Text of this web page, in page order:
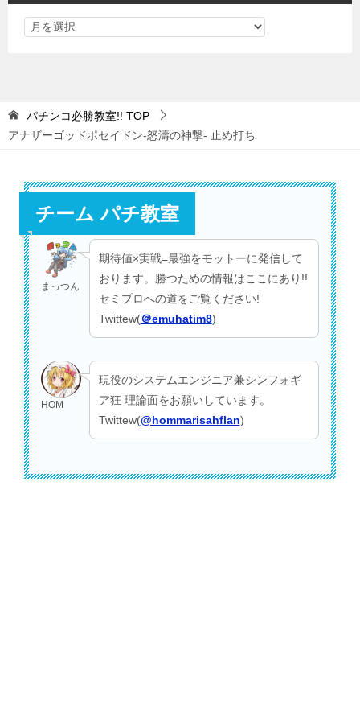
パチンコ必勝教室!! TOP
アナザーゴッドポセイドン-怒濤の神撃- 止め打ち
チーム パチ教室
まっつん
期待値×実戦=最強をモットーに発信して
おります。勝つための情報はここにあり!!
セミプロへの道をご覧ください!
Twittew(＠emuhatim8)
HOM
現役のシステムエンジニア兼シンフォギ
ア狂 理論面をお願いしています。
Twittew(@hommarisahflan)